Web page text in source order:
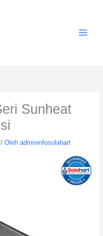
Sunheat
Oleh admininfosolahart